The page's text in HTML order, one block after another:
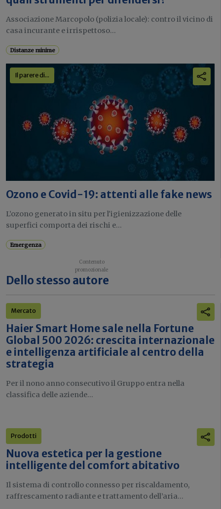
Associazione Marcopolo (polizia locale): contro il vicino di
casa incurante e irrispettoso...
Distanze minime
Il parere di...
Ozono e Covid-19: attenti alle fake news
L’ozono generato in situ per l'igienizzazione delle
superfici comporta dei rischi e...
Emergenza
Dello stesso autore
Mercato
Haier Smart Home sale nella Fortune
Global 500 2026: crescita internazionale
e intelligenza artificiale al centro della
strategia
Per il nono anno consecutivo il Gruppo entra nella
classifica delle aziende...
Prodotti
Nuova estetica per la gestione
intelligente del comfort abitativo
Il sistema di controllo connesso per riscaldamento,
raffrescamento radiante e trattamento dell’aria...